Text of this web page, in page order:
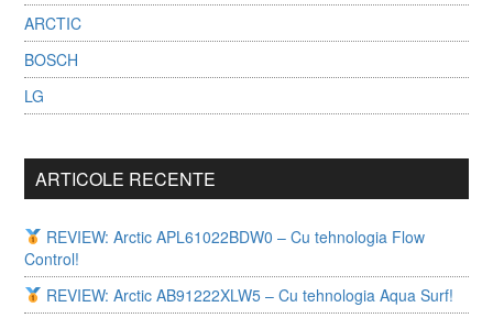
ARCTIC
BOSCH
LG
ARTICOLE RECENTE
REVIEW: Arctic APL61022BDW0 – Cu tehnologia Flow
Control!
REVIEW: Arctic AB91222XLW5 – Cu tehnologia Aqua Surf!